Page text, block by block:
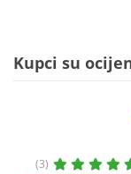
Kupci su
(3)